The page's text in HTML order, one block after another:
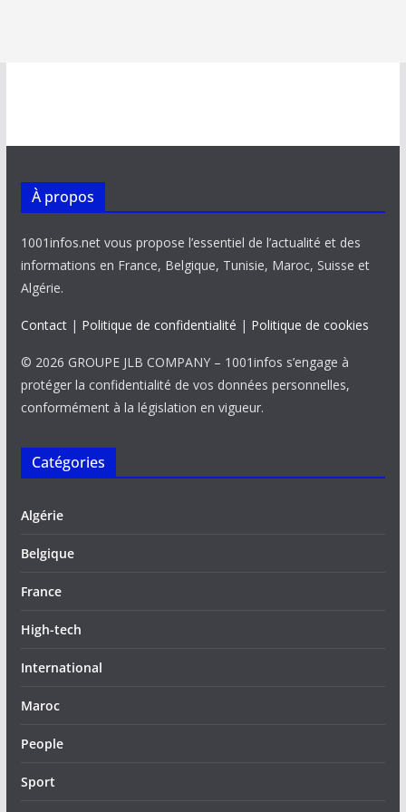
À propos
1001infos.net vous propose l’essentiel de l’actualité et des
informations en France, Belgique, Tunisie, Maroc, Suisse et
Algérie.
Contact| Politique de confidentialité | Politique de cookies
© 2026 GROUPE JLB COMPANY – 1001infos s’engage à
protéger la confidentialité de vos données personnelles,
conformément à la législation en vigueur.
Catégories
Algérie
Belgique
France
High-tech
International
Maroc
People
Sport